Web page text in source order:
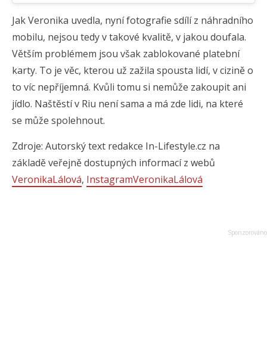
Jak Veronika uvedla, nyní fotografie sdílí z náhradního
mobilu, nejsou tedy v takové kvalitě, v jakou doufala.
Větším problémem jsou však zablokované platební
karty. To je věc, kterou už zažila spousta lidí, v cizině o
to víc nepříjemná. Kvůli tomu si nemůže zakoupit ani
jídlo. Naštěstí v Riu není sama a má zde lidi, na které
se může spolehnout.
Zdroje: Autorský text redakce In-Lifestyle.cz na
základě veřejně dostupných informací z webů
VeronikaLálová, InstagramVeronikaLálová